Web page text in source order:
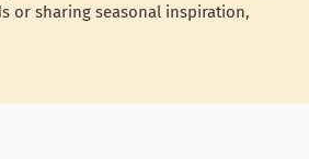
or sharing seasonal inspiration,